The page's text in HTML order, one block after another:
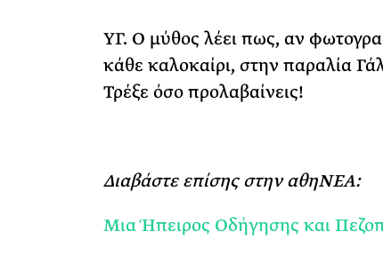
ΥΓ. Ο μύθος λέει πως, αν
κάθε καλοκαίρι, στην παραλία
Τρέξε όσο προλαβαίνεις!
Διαβάστε επίσης στην αθηΝΕΑ:
Μια Ήπειρος Οδήγησης και